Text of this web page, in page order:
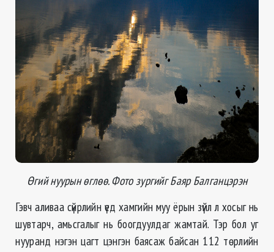
Өгий нуурын өглөө. Фото зургийг Баяр Балганцэрэн
Гэвч аливаа сүйрлийн үед хамгийн муу ёрын зүйл л хосыг нь
шувтарч, амьсгалыг нь боогдуулдаг жамтай. Тэр бол уг
нууранд нэгэн цагт цэнгэн баясаж байсан 112 төрлийн